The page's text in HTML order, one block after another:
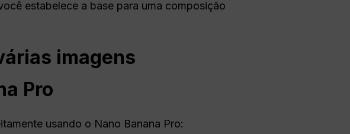
estabelece a base para uma composição
imagens
Pro
usando o Nano Banana Pro: